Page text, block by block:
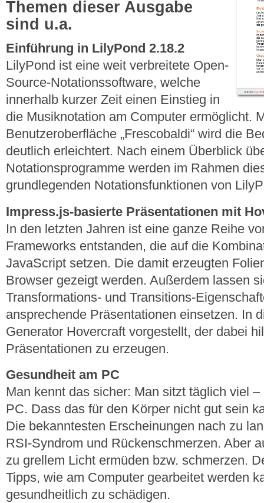
Themen dieser Ausgabe
sind u.a.
Einführung in LilyPond 2.18.2
LilyPond ist eine weit verbreitete Open-
Source-Notationssoftware, welche
innerhalb kurzer Zeit einen Einstieg in
die Musiknotation am Computer ermöglicht.
Benutzeroberfläche „Frescobaldi“ wird die
deutlich erleichtert. Nach einem Überblick
Notationsprogramme werden im Rahmen
grundlegenden Notationsfunktionen von
Impress.js-basierte Präsentationen mit
In den letzten Jahren ist eine ganze Reihe
Frameworks entstanden, die auf die
JavaScript setzen. Die damit erzeugten
Browser gezeigt werden. Außerdem lassen
Transformations- und Transitions-
ansprechende Präsentationen einsetzen. In
Generator Hovercraft vorgestellt, der dabei
Präsentationen zu erzeugen.
Gesundheit am PC
Man kennt das sicher: Man sitzt täglich viel
PC. Dass das für den Körper nicht gut sein
Die bekanntesten Erscheinungen nach zu
RSI-Syndrom und Rückenschmerzen. Aber
zu grellem Licht ermüden bzw. schmerzen.
Tipps, wie am Computer gearbeitet werden
gesundheitlich zu schädigen.